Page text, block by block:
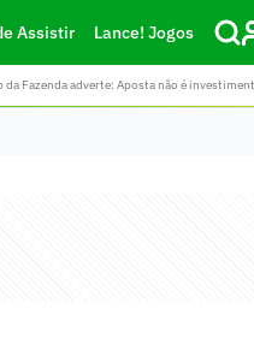
Assistir Lance! Jogos
Fazenda adverte: Aposta não é